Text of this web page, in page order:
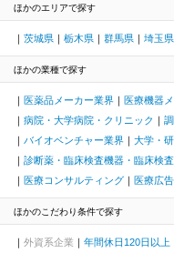
ほかのエリアで探す
茨城県 栃木県 群馬県 埼玉県
ほかの業種で探す
医薬品メーカー業界 医療機器
病院・大学病院・クリニック
バイオベンチャー業界
大学・
診断薬・臨床検査機器・臨床検
医療コンサルティング
医療広
ほかのこだわり条件で探す
外資系企業 年間休日120日以上